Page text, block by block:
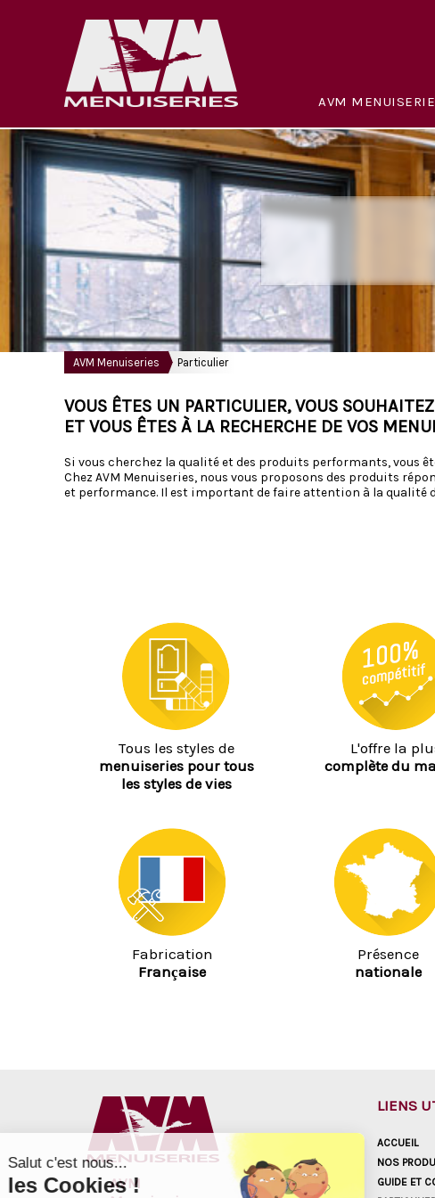
AVM
AVM Menuiseries Particulier
VOUS ÊTES UN PARTICULIER, VOUS
ET VOUS ÊTES À LA RECHERCHE DE VOS
Si vous cherchez la qualité et des produits performants, vous
Chez AVM Menuiseries, nous vous proposons des produits
et performance. Il est important de faire attention à la qualité
Tous les styles de
menuiseries pour tous
les styles de vies
L'offre la
complète du
Fabrication
Française
Présence
nationale
AVM
LIENS
ACCUEIL
NOS
GUIDE ET
Salut c'est nous...
les Cookies !